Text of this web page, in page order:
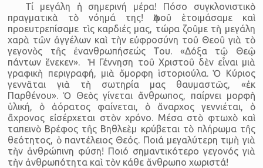
Τί μεγάλη ἡ σημερινή μέρα! Πόσο συγκλονιστικὸ
πραγματικὰ τὸ νόημά της! Ἀφοῦ ἑτοιμάσαμε καὶ
προευτρεπίσαμε τὶς καρδιές μας, τώρα ζοῦμε τὴ μεγάλη
χαρὰ τῶν ἀγγέλων καὶ τὴν εὐφροσύνη τοῦ Θεοῦ γιὰ τὸ
γεγονὸς τῆς ἐνανθρωπήσεώς Του. «Δόξα τῷ Θεῷ
πάντων ἕνεκεν». Ἡ Γέννηση τοῦ Χριστοῦ δὲν εἶναι μιὰ
γραφικὴ περιγραφή, μιὰ ὄμορφη ἱστοριούλα. Ὁ Κύριος
γεννᾶται γιὰ τὴ σωτηρία μας θαυμαστῶς, «ἐκ
Παρθένου». Ὁ Θεὸς γίνεται ἄνθρωπος, παίρνει μορφὴ
ὑλική, ὁ ἀόρατος φαίνεται, ὁ ἄναρχος γεννιέται, ὁ
ἄχρονος εἰσέρχεται στὸν χρόνο. Μέσα στὸ φτωχὸ καὶ
ταπεινὸ Βρέφος τῆς Βηθλεὲμ κρύβεται τὸ πλήρωμα τῆς
θεότητος, ὁ παντέλειος Θεός. Ποιά μεγαλύτερη τιμὴ γιὰ
τὴν ἀνθρώπινη φύση! Ποιό σημαντικότερο γεγονός γιὰ
τὴν ἀνθρωπότητα καὶ τὸν κάθε ἄνθρωπο χωριστά!